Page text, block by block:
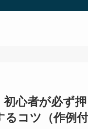
初心者が必ず
コツ（作例付